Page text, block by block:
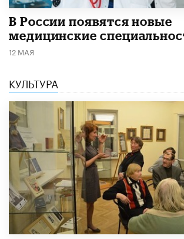
В России появятся новые
медицинские
12 МАЯ
КУЛЬТУРА